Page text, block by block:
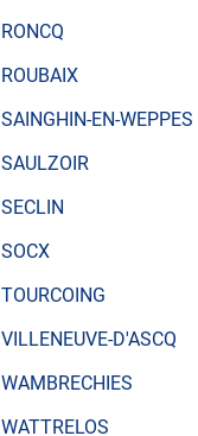
RONCQ
ROUBAIX
SAINGHIN-EN-WEPPES
SAULZOIR
SECLIN
SOCX
TOURCOING
VILLENEUVE-D'ASCQ
WAMBRECHIES
WATTRELOS